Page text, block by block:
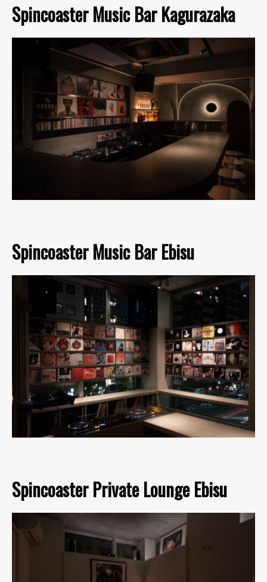
Spincoaster Music Bar Kagurazaka
Spincoaster Music Bar Ebisu
Spincoaster Private Lounge Ebisu